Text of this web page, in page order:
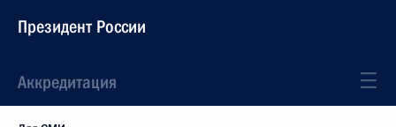
Президент России
Аккредитация